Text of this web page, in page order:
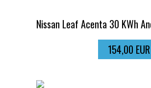
Nissan Leaf Acenta 30 KWh
154,00